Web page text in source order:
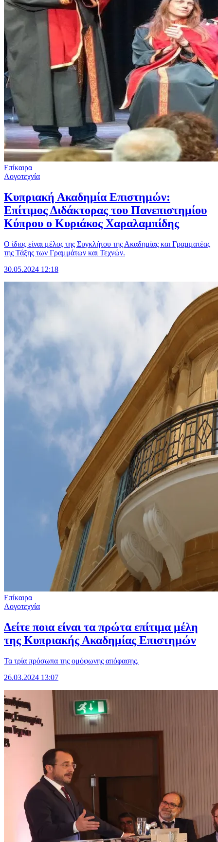
Επίκαιρα
Λογοτεχνία
Κυπριακή Ακαδημία Επιστημών:
Επίτιμος Διδάκτορας του Πανεπιστημίου
Κύπρου ο Κυριάκος Χαραλαμπίδης
Ο ίδιος είναι μέλος της Συγκλήτου της Ακαδημίας και Γραμματέας
της Τάξης των Γραμμάτων και Τεχνών.
30.05.2024 12:18
Επίκαιρα
Λογοτεχνία
Δείτε ποια είναι τα πρώτα επίτιμα μέλη
της Κυπριακής Ακαδημίας Επιστημών
Τα τρία πρόσωπα της ομόφωνης απόφασης.
26.03.2024 13:07